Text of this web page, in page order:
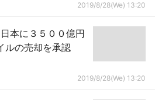
2019/8/28(We) 13:20
本に３５００億円
ルの売却を承認
2019/8/28(We) 13:20